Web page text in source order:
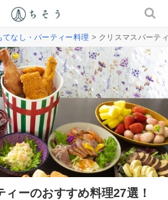
てなし・パーティー料理 > クリスマスパーテ
ィーのおすすめ料理27選！